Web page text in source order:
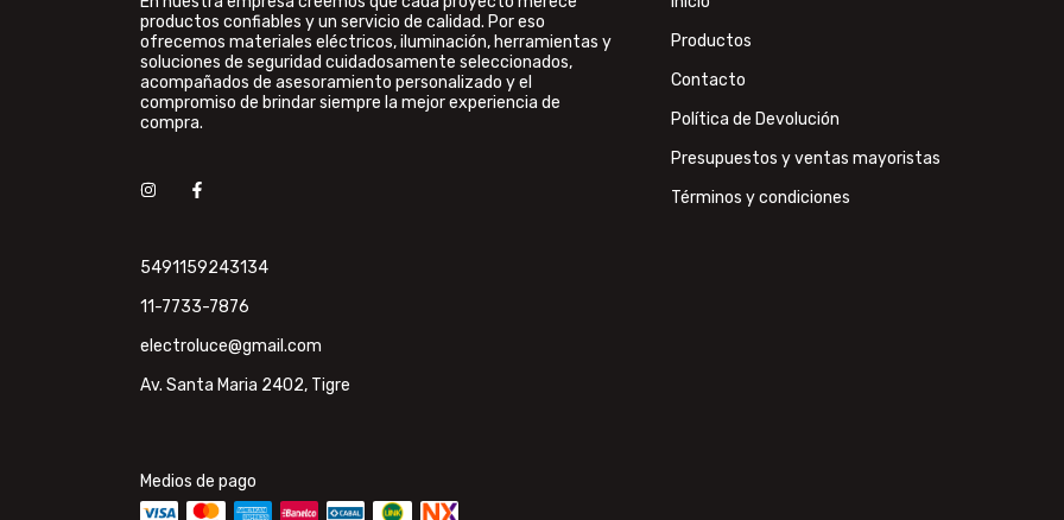
productos confiables y un servicio de calidad. Por eso
ofrecemos materiales eléctricos, iluminación, herramientas y
soluciones de seguridad cuidadosamente seleccionados,
acompañados de asesoramiento personalizado y el
compromiso de brindar siempre la mejor experiencia de
compra.
5491159243134
11-7733-7876
electroluce@gmail.com
Av. Santa Maria 2402, Tigre
Productos
Contacto
Política de Devolución
Presupuestos y ventas mayoristas
Términos y condiciones
Medios de pago